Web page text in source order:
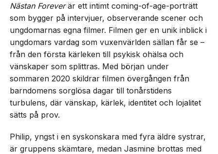
Nästan Foreverär ett intimt coming-of-age-porträtt
som bygger på intervjuer, observerande scener och
ungdomarnas egna filmer. Filmen ger en unik inblick i
ungdomars vardag som vuxenvärlden sällan får se –
från den första kärleken till psykisk ohälsa och
vänskaper som splittras. Med början under
sommaren 2020 skildrar filmen övergången från
barndomens sorglösa dagar till tonårstidens
turbulens, där vänskap, kärlek, identitet och lojalitet
sätts på prov.
Philip, yngst i en syskonskara med fyra äldre systrar,
är gruppens skämtare, medan Jasmine brottas med